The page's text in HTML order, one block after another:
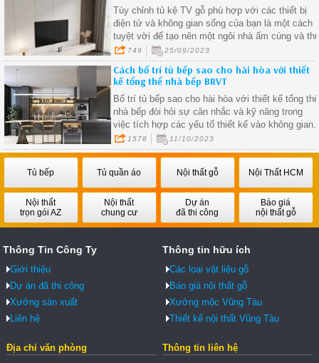
Tùy chỉnh tủ kệ TV gỗ phù hợp với các thiết bị
điện tử và không gian sống của bạn là một cách
tuyệt vời để tạo nên một ngôi nhà ấm cúng và
vị. 749 25/09/2023
Cách bố trí tủ bếp sao cho hài hòa với thiết
kế tổng thể nhà bếp BRVT
Bố trí tủ bếp sao cho hài hòa với thiết kế tổng thể
nhà bếp đòi hỏi sự cân nhắc và kỹ năng trong
việc tích hợp các yếu tố thiết kế vào không gian.
1578 11/10/2023
Tủ bếp Tủ quần áo Nội thất gỗ Nội Thất HCM
Nội thất
trọn gói AZ
Nội thất
chung cư
Dự án
đã thi công
Báo giá
nội thất gỗ
Thông Tin Công Ty
Giới thiệu
Dự án đã thi công
Xưởng sản xuất
Liên hệ
Thông tin hữu ích
Các loại vật liệu gỗ
Báo giá nội thất gỗ
Xưởng mộc Vũng Tàu
Thiết kế nội thất Vũng Tàu
Địa chỉ văn phòng Thông tin liên hệ